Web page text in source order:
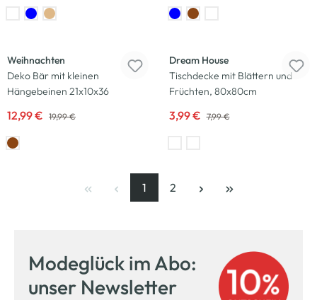
Weihnachten
Deko Bär mit kleinen
Hängebeinen 21x10x36
12,99 € 19,99 €
Dream House
Tischdecke mit Blättern und
Früchten, 80x80cm
3,99 € 7,99 €
Seite
1
, aktuelle Seite
Seite
2
Modeglück im Abo:
unser Newsletter